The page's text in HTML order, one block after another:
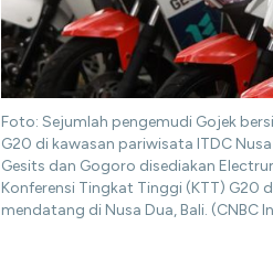
Foto: Sejumlah pengemudi Gojek
G20 di kawasan pariwisata ITDC
Gesits dan Gogoro disediakan
Konferensi Tingkat Tinggi (KTT) G20
mendatang di Nusa Dua, Bali. (CNBC